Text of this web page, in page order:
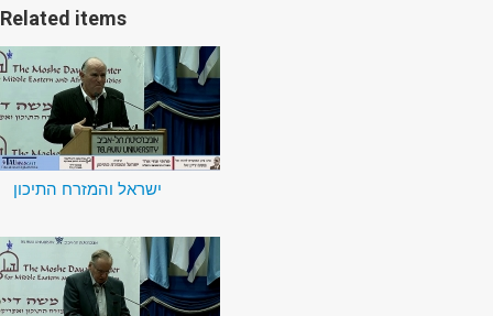
Related items
ישראל והמזרח התיכון